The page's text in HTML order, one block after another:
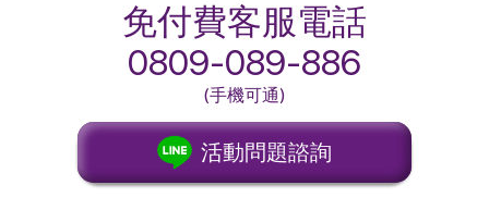
免付費客服電話
0809-089-886
(手機可通)
活動問題諮詢